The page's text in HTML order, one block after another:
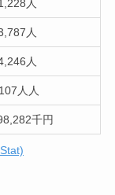
人
人
人
人人
千円